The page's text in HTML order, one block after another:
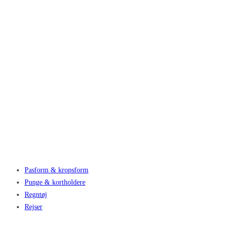
Pasform & kropsform
Punge & kortholdere
Regntøj
Rejser